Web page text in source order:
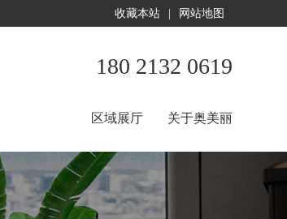
收藏本站 网站地图
180 2132 0619
关于奥美丽
区域展厅